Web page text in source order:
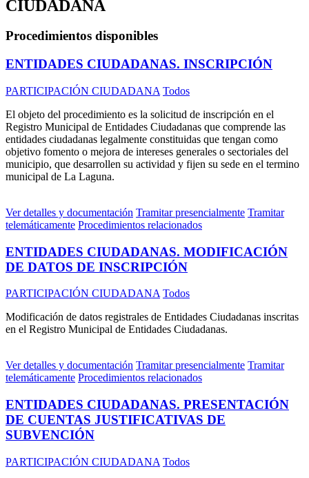
CIUDADANA
Procedimientos disponibles
ENTIDADES CIUDADANAS. INSCRIPCIÓN
PARTICIPACIÓN CIUDADANA Todos
El objeto del procedimiento es la solicitud de inscripción en el
Registro Municipal de Entidades Ciudadanas que comprende las
entidades ciudadanas legalmente constituidas que tengan como
objetivo fomento o mejora de intereses generales o sectoriales del
municipio, que desarrollen su actividad y fijen su sede en el termino
municipal de La Laguna.
Ver detalles y documentación Tramitar presencialmente Tramitar
telemáticamente Procedimientos relacionados
ENTIDADES CIUDADANAS. MODIFICACIÓN
DE DATOS DE INSCRIPCIÓN
PARTICIPACIÓN CIUDADANA Todos
Modificación de datos registrales de Entidades Ciudadanas inscritas
en el Registro Municipal de Entidades Ciudadanas.
Ver detalles y documentación Tramitar presencialmente Tramitar
telemáticamente Procedimientos relacionados
ENTIDADES CIUDADANAS. PRESENTACIÓN
DE CUENTAS JUSTIFICATIVAS DE
SUBVENCIÓN
PARTICIPACIÓN CIUDADANA Todos